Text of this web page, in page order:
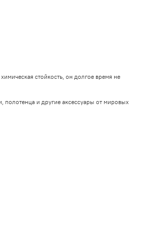
стойкость, он долгое время не
полотенца и другие аксессуары от мировых